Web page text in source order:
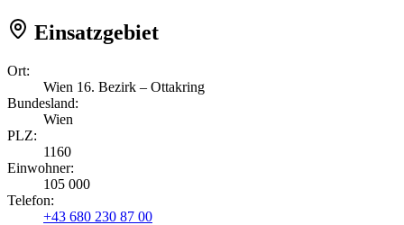
Einsatzgebiet
Ort:
Wien 16. Bezirk – Ottakring
Bundesland:
Wien
PLZ:
1160
Einwohner:
105 000
Telefon:
+43 680 230 87 00